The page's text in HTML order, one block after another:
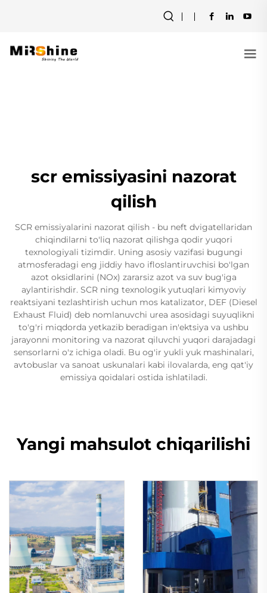
scr emissiyasini nazorat
qilish
SCR emissiyalarini nazorat qilish - bu neft dvigatellaridan
chiqindilarni to'liq nazorat qilishga qodir yuqori
texnologiyali tizimdir. Uning asosiy vazifasi bugungi
atmosferadagi eng jiddiy havo ifloslantiruvchisi bo'lgan
azot oksidlarini (NOx) zararsiz azot va suv bug'iga
aylantirishdir. SCR ning texnologik yutuqlari kimyoviy
reaktsiyani tezlashtirish uchun mos katalizator, DEF (Diesel
Exhaust Fluid) deb nomlanuvchi urea asosidagi suyuqlikni
to'g'ri miqdorda yetkazib beradigan in'ektsiya va ushbu
jarayonni monitoring va nazorat qiluvchi yuqori darajadagi
sensorlarni o'z ichiga oladi. Bu og'ir yukli yuk mashinalari,
avtobuslar va sanoat uskunalari kabi ilovalarda, eng qat'iy
emissiya qoidalari ostida ishlatiladi.
Yangi mahsulot chiqarilishi